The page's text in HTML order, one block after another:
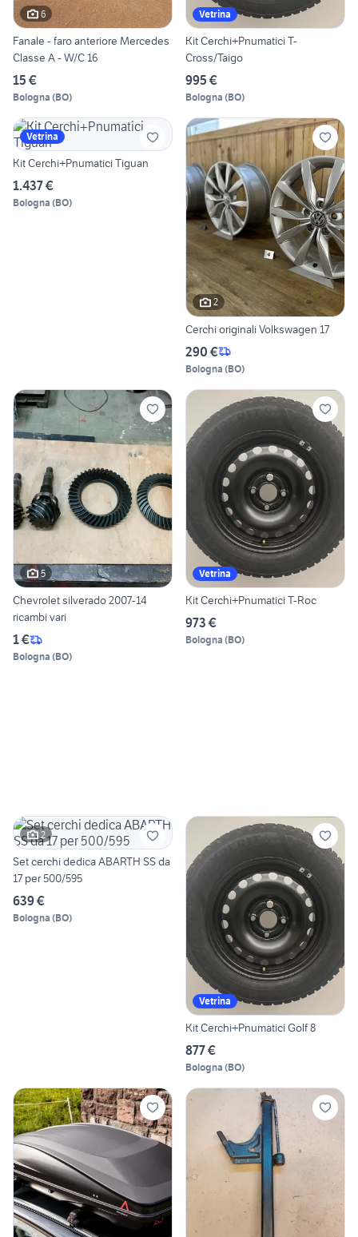
6
Fanale - faro anteriore Mercedes
Classe A - W/C 16
15 €
Bologna (BO)
Vetrina
Kit Cerchi+Pnumatici T-
Cross/Taigo
995 €
Bologna (BO)
Vetrina
Kit Cerchi+Pnumatici Tiguan
1.437 €
Bologna (BO)
2
Cerchi originali Volkswagen 17
290 €
Bologna (BO)
5
Chevrolet silverado 2007-14
ricambi vari
1 €
Bologna (BO)
Vetrina
Kit Cerchi+Pnumatici T-Roc
973 €
Bologna (BO)
2
Set cerchi dedica ABARTH SS da
17 per 500/595
639 €
Bologna (BO)
Vetrina
Kit Cerchi+Pnumatici Golf 8
877 €
Bologna (BO)